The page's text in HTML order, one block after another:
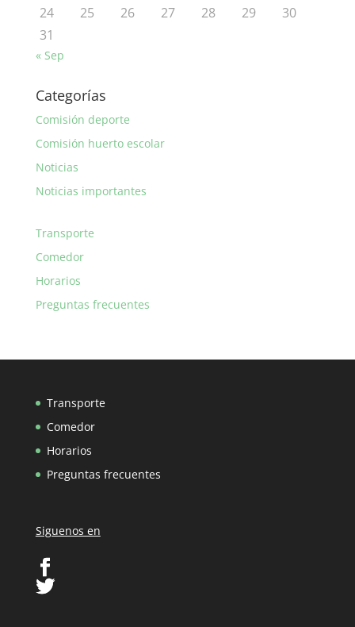
24
25 26 27 28 29
30
31
« Sep
Categorías
Comisión deporte
Comisión huerto escolar
Noticias
Noticias importantes
Transporte
Comedor
Horarios
Preguntas frecuentes
Transporte
Comedor
Horarios
Preguntas frecuentes
Siguenos en